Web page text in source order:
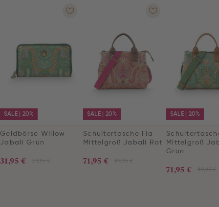
SALE | 20%
Geldbörse Willow
Jabali Grün
39,95 €
31,95 €
SALE | 20%
Schultertasche Fia
Mittelgroß Jabali Rot
89,95 €
71,95 €
SALE | 20%
Mittelgroß
Grün
89,95 €
71,95 €